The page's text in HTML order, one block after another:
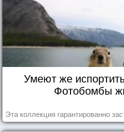
Умеют же
Фотобомбы
Эта коллекция гарантированно